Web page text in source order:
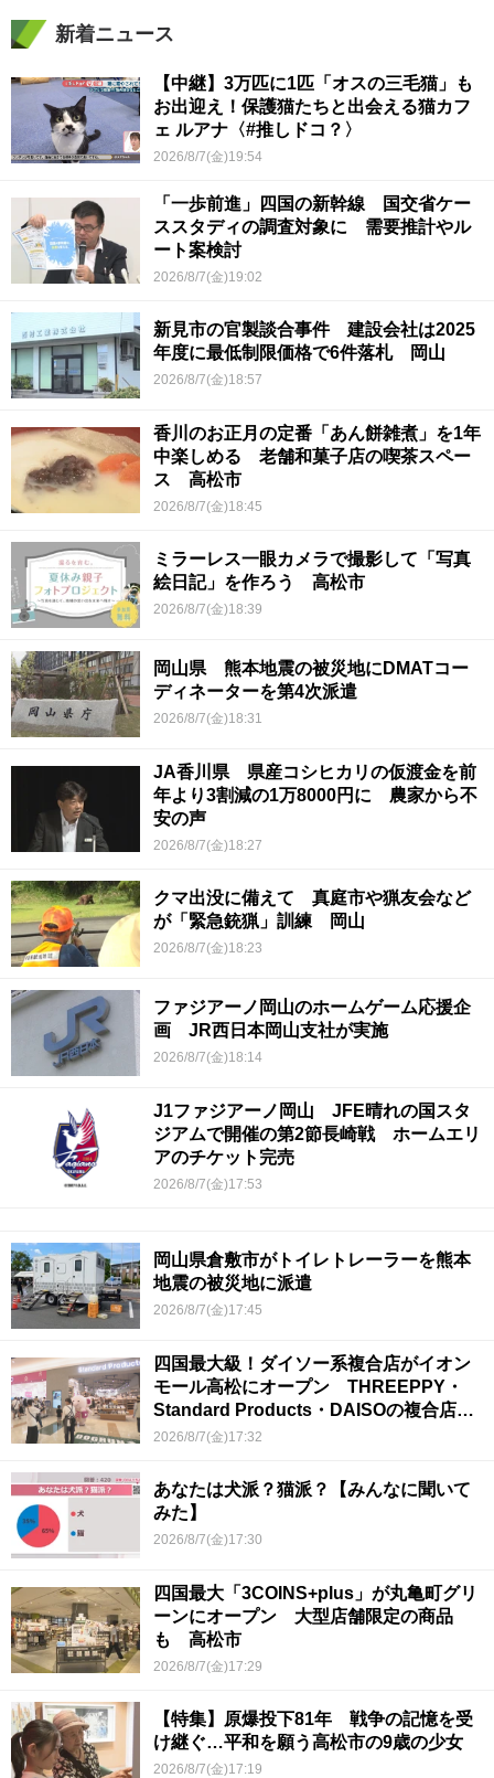
新着ニュース
【中継】3万匹に1匹「オスの三毛猫」も
お出迎え！保護猫たちと出会える猫カフ
ェ ルアナ〈#推しドコ？〉
2026/8/7(金)19:54
「一歩前進」四国の新幹線 国交省ケー
ススタディの調査対象に 需要推計やル
ート案検討
2026/8/7(金)19:02
新見市の官製談合事件 建設会社は2025
年度に最低制限価格で6件落札 岡山
2026/8/7(金)18:57
香川のお正月の定番「あん餅雑煮」を1年
中楽しめる 老舗和菓子店の喫茶スペー
ス 高松市
2026/8/7(金)18:45
ミラーレス一眼カメラで撮影して「写真
絵日記」を作ろう 高松市
2026/8/7(金)18:39
岡山県 熊本地震の被災地にDMATコー
ディネーターを第4次派遣
2026/8/7(金)18:31
JA香川県 県産コシヒカリの仮渡金を前
年より3割減の1万8000円に 農家から不
安の声
2026/8/7(金)18:27
クマ出没に備えて 真庭市や猟友会など
が「緊急銃猟」訓練 岡山
2026/8/7(金)18:23
ファジアーノ岡山のホームゲーム応援企
画 JR西日本岡山支社が実施
2026/8/7(金)18:14
J1ファジアーノ岡山 JFE晴れの国スタ
ジアムで開催の第2節長崎戦 ホームエリ
アのチケット完売
2026/8/7(金)17:53
岡山県倉敷市がトイレトレーラーを熊本
地震の被災地に派遣
2026/8/7(金)17:45
四国最大級！ダイソー系複合店がイオン
モール高松にオープン THREEPPY・
Standard Products・DAISOの複合店は
香川県初
2026/8/7(金)17:32
あなたは犬派？猫派？【みんなに聞いて
みた】
2026/8/7(金)17:30
四国最大「3COINS+plus」が丸亀町グリ
ーンにオープン 大型店舗限定の商品
も 高松市
2026/8/7(金)17:29
【特集】原爆投下81年 戦争の記憶を受
け継ぐ…平和を願う高松市の9歳の少女
2026/8/7(金)17:19